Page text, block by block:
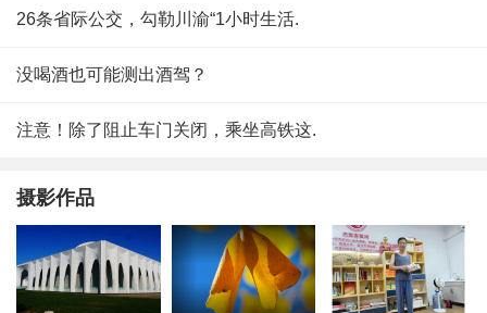
26条省际公交，勾勒川渝“1小时生活.
没喝酒也可能测出酒驾？
注意！除了阻止车门关闭，乘坐高铁这.
摄影作品